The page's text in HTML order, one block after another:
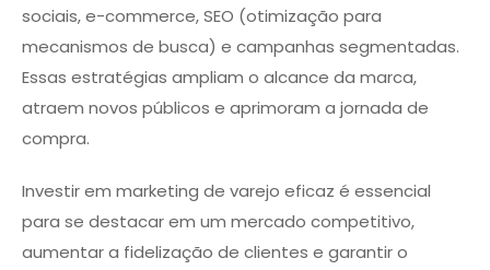
sociais, e-commerce, SEO (otimização para
mecanismos de busca) e campanhas segmentadas.
Essas estratégias ampliam o alcance da marca,
atraem novos públicos e aprimoram a jornada de
compra.
Investir em marketing de varejo eficaz é essencial
para se destacar em um mercado competitivo,
aumentar a fidelização de clientes e garantir o